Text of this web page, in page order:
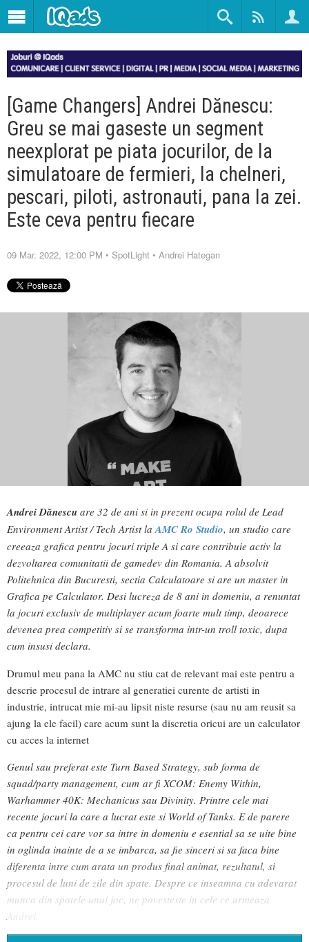
[Game Changers] Andrei Dănescu:
Greu se mai gaseste un segment
neexplorat pe piata jocurilor, de la
simulatoare de fermieri, la chelneri,
pescari, piloti, astronauti, pana la zei.
Este ceva pentru fiecare
09 Mar. 2022, 12:00 PM • SpotLight • Andrei Hategan
Andrei Dănescu are 32 de ani si in prezent ocupa rolul de Lead
Environment Artist / Tech Artist laAMC Ro Studio, un studio care
creeaza grafica pentru jocuri triple A si care contribuie activ la
dezvoltarea comunitatii de gamedev din Romania. A absolvit
Politehnica din Bucuresti, sectia Calculatoare si are un master in
Grafica pe Calculator. Desi lucreza de 8 ani in domeniu, a renuntat
la jocuri exclusiv de multiplayer acum foarte mult timp, deoarece
devenea prea competitiv si se transforma intr-un troll toxic, dupa
cum insusi declara.
Drumul meu pana la AMC nu stiu cat de relevant mai este pentru a
descrie procesul de intrare al generatiei curente de artisti in
industrie, intrucat mie mi-au lipsit niste resurse (sau nu am reusit sa
ajung la ele facil) care acum sunt la discretia oricui are un calculator
cu acces la internet
Genul sau preferat este Turn Based Strategy, sub forma de
squad/party management, cum ar fi XCOM: Enemy Within,
Warhammer 40K: Mechanicus sau Divinity. Printre cele mai
recente jocuri la care a lucrat este si World of Tanks. E de parere
ca pentru cei care vor sa intre in domeniu e esential sa se uite bine
in oglinda inainte de a se imbarca, sa fie sinceri si sa faca bine
diferenta intre cum arata un produs final animat, rezultatul, si
procesul de luni de zile din spate. Despre ce inseamna cu adevarat
munca din spatele unui joc, ne povesteste in cele ce urmeaza
Andrei.